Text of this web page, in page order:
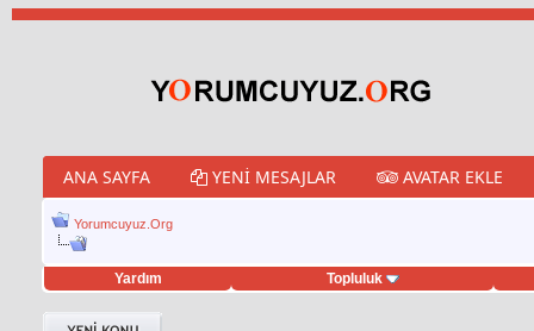
ANA SAYFA YENI MESAJLAR AVATAR EKLE
Yorumcuyuz.Org
Yardım Topluluk
hilesi